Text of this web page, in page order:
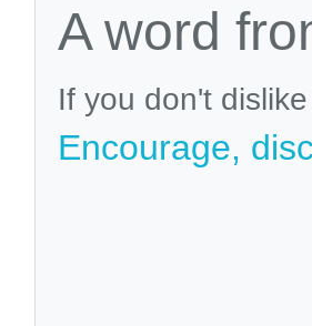
A word
If you don't
Encourage,